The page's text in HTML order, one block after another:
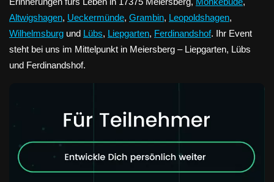
Altwigshagen, Ueckermünde, Grambin, Leopoldshagen,
Wilhelmsburg und Lübs, Liepgarten, Ferdinandshof. Ihr Event
steht bei uns im Mittelpunkt in Meiersberg – Liepgarten, Lübs
und Ferdinandshof.